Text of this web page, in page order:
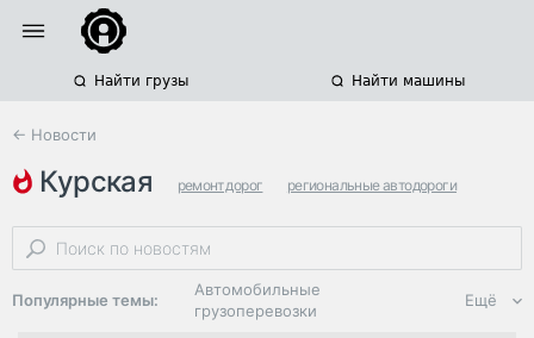
Найти грузы Найти машины
← Новости
курская ремонт дорог региональные автодороги
нацпроекты
Популярные темы:
Автомобильные
грузоперевозки
Ещё